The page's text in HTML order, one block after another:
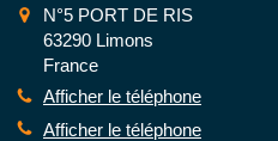
N°5 PORT DE RIS
63290 Limons
France
Afficher le téléphone
Afficher le téléphone